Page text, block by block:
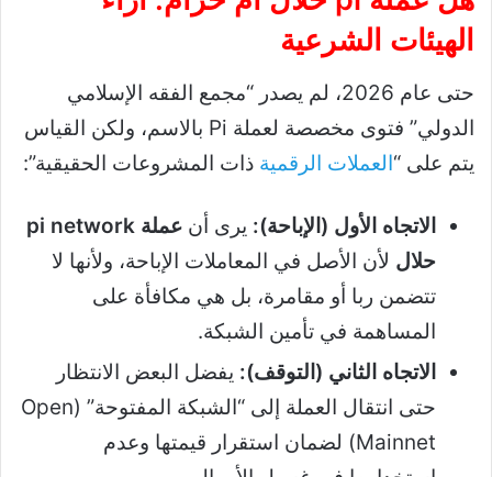
الهيئات الشرعية
حتى عام 2026، لم يصدر “مجمع الفقه الإسلامي
الدولي” فتوى مخصصة لعملة Pi بالاسم، ولكن القياس
يتم على “العملات الرقمية ذات المشروعات الحقيقية”:
الاتجاه الأول (الإباحة): يرى أن
عملة pi network
حلال لأن الأصل في المعاملات الإباحة، ولأنها لا
تتضمن ربا أو مقامرة، بل هي مكافأة على
المساهمة في تأمين الشبكة.
الاتجاه الثاني (التوقف): يفضل البعض الانتظار
حتى انتقال العملة إلى “الشبكة المفتوحة” (Open
Mainnet) لضمان استقرار قيمتها وعدم